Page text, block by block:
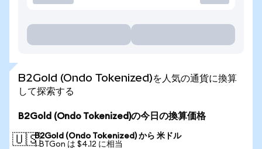
B2Gold (Ondo Tokenized)を人気の通貨に換算
して探索する
B2Gold (Ondo Tokenized)の今日の換算価格
🇺🇸B2Gold (Ondo Tokenized) から 米ドル
1 BTGon は $4.12 に相当